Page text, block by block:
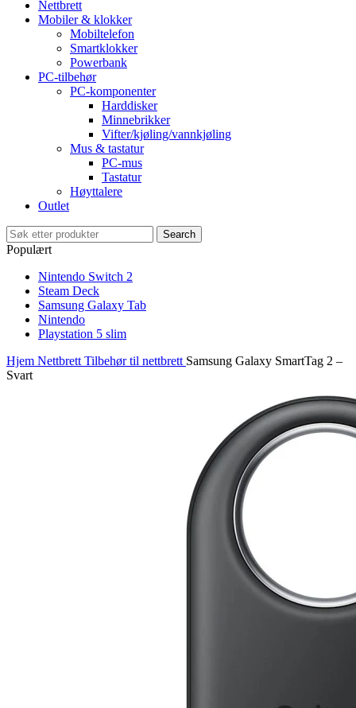
Nettbrett
Mobiler & klokker
Mobiltelefon
Smartklokker
Powerbank
PC-tilbehør
PC-komponenter
Harddisker
Minnebrikker
Vifter/kjøling/vannkjøling
Mus & tastatur
PC-mus
Tastatur
Høyttalere
Outlet
Search
Populært
Nintendo Switch 2
Steam Deck
Samsung Galaxy Tab
Nintendo
Playstation 5 slim
Hjem Nettbrett Tilbehør til nettbrett Samsung Galaxy SmartTag 2 –
Svart